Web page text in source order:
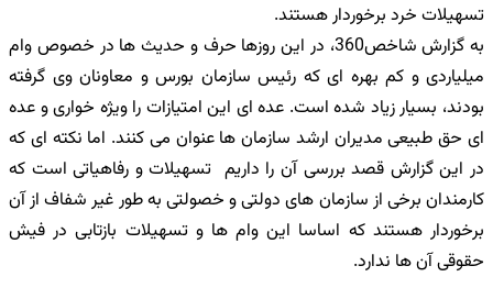
تسهیلات خرد برخوردار هستند.
به گزارش شاخص360، در این روزها حرف و حدیث ها در خصوص وام
میلیاردی و کم بهره ای که رئیس سازمان بورس و معاونان وی گرفته
بودند، بسیار زیاد شده است. عده ای این امتیازات را ویژه خواری و عده
ای حق طبیعی مدیران ارشد سازمان ها عنوان می کنند. اما نکته ای که
در این گزارش قصد بررسی آن را داریم تسهیلات و رفاهیاتی است که
کارمندان برخی از سازمان های دولتی و خصولتی به طور غیر شفاف از آن
برخوردار هستند که اساسا این وام ها و تسهیلات بازتابی در فیش
حقوقی آن ها ندارد.